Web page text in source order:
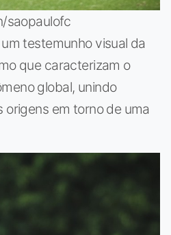
saopaulofc
testemunho visual da
que caracterizam o
global, unindo
origens em torno de uma